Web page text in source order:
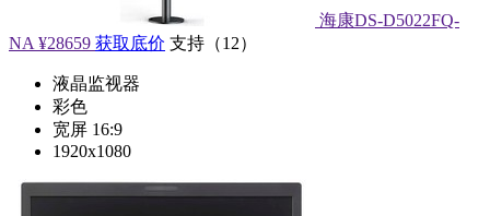
海康DS-D5022FQ-
NA ¥28659 获取底价 支持 （12）
液晶监视器
彩色
宽屏 16:9
1920x1080